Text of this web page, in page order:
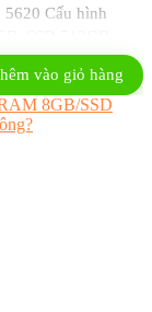
Cấu hình
màu bạc
vào giỏ hàng